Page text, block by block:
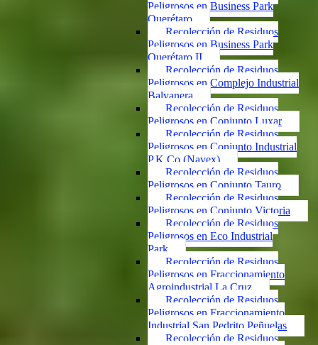
Peligrosos en Business Park
Querétaro
Recolección de Residuos
Peligrosos en Business Park
Querétaro II
Recolección de Residuos
Peligrosos en Complejo Industrial
Balvanera
Recolección de Residuos
Peligrosos en Conjunto Luxar
Recolección de Residuos
Peligrosos en Conjunto Industrial
P.K.Co (Navex)
Recolección de Residuos
Peligrosos en Conjunto Tauro
Recolección de Residuos
Peligrosos en Conjunto Victoria
Recolección de Residuos
Peligrosos en Eco Industrial
Park
Recolección de Residuos
Peligrosos en Fraccionamiento
Agroindustrial La Cruz
Recolección de Residuos
Peligrosos en Fraccionamiento
Industrial San Pedrito Peñuelas
Recolección de Residuos